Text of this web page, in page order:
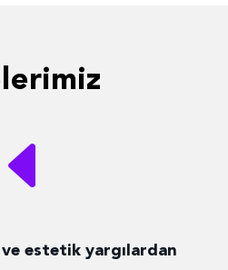
D
estetik yargılardan